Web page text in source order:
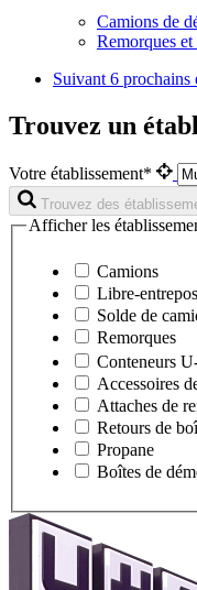
Camions de
Remorques
Suivant 6 prochains
Trouvez un
Votre établissement*
Trouvez des
Afficher les
Camions
Libre-
Solde de
Remorques
Conteneurs
Accessoires
Attaches de
Retours de
Propane
Boîtes de